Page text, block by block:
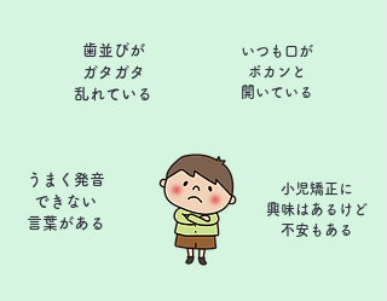
歯並びが
ガタガタ
​乱れている
うまく発音
できない
​言葉がある
いつも口が
ポカンと
​開いている
小児矯正に
興味はあるけど
​不安もある